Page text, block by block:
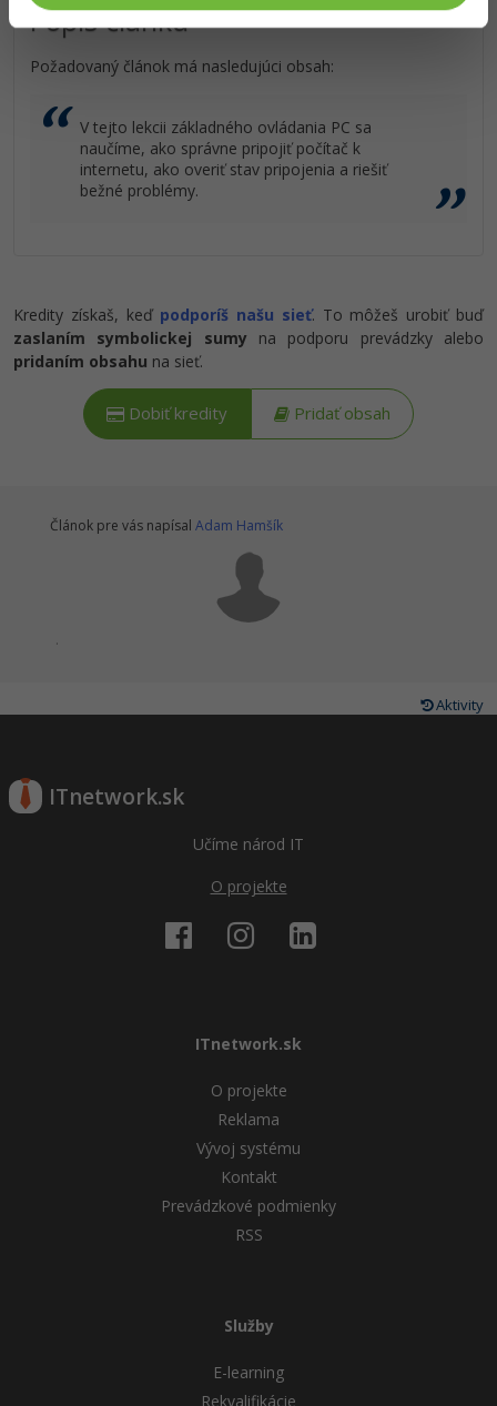
Popis článku
Požadovaný článok má nasledujúci obsah:
V tejto lekcii základného ovládania PC sa
naučíme, ako správne pripojiť počítač k
internetu, ako overiť stav pripojenia a riešiť
bežné problémy.
Kredity získaš, keď podporíš našu sieť. To môžeš urobiť buď
zaslaním symbolickej sumy na podporu prevádzky alebo
pridaním obsahu na sieť.
Dobiť kredity Pridať obsah
Článok pre vás napísal Adam Hamšík
.
Aktivity
ITnetwork.sk
Učíme národ IT
O projekte
ITnetwork.sk
O projekte
Reklama
Vývoj systému
Kontakt
Prevádzkové podmienky
RSS
Služby
E-learning
Rekvalifikácie